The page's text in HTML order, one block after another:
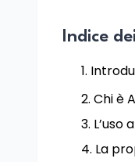
Indice
Chi è
L’uso
La